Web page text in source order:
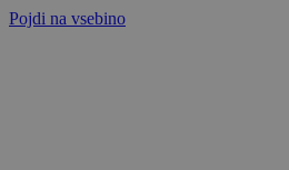
Pojdi na vsebino